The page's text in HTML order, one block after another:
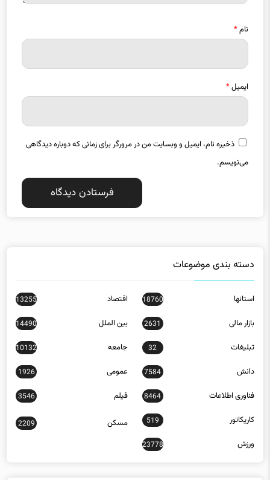
ایمیل*
ذخیره نام، ایمیل و وبسایت من در مرورگر برای زمانی که دوباره دیدگاهی
می‌نویسم.
استانها
بازار مالی 2631
14490
تبلیغات 32 جامعه 10132
دانش 7584 عمومی 1926
فناوری اطلاعات 8464 فیلم 3546
کاریکاتور 519
2209
ورزش 23778